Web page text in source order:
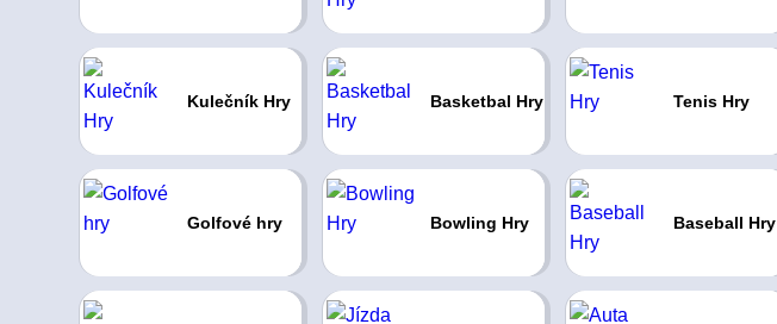
Kulečník Hry Basketbal Hry Tenis Hry
Golfové hry Bowling Hry Baseball Hry